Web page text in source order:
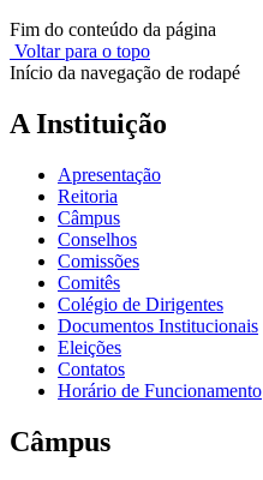
Fim do conteúdo da página
Voltar para o topo
Início da navegação de rodapé
A Instituição
Apresentação
Reitoria
Câmpus
Conselhos
Comissões
Comitês
Colégio de Dirigentes
Documentos Institucionais
Eleições
Contatos
Horário de Funcionamento
Câmpus